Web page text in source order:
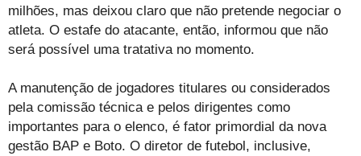
milhões, mas deixou claro que não pretende negociar o
atleta. O estafe do atacante, então, informou que não
será possível uma tratativa no momento.
A manutenção de jogadores titulares ou considerados
pela comissão técnica e pelos dirigentes como
importantes para o elenco, é fator primordial da nova
gestão BAP e Boto. O diretor de futebol, inclusive,